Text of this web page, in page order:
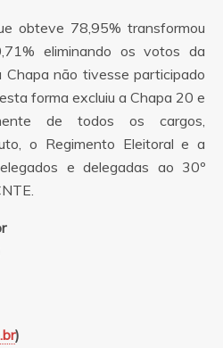
obteve 78,95% transformou
eliminando os votos da
não tivesse participado
forma excluiu a Chapa 20 e
de todos os cargos,
o Regimento Eleitoral e a
e delegadas ao 30º
)